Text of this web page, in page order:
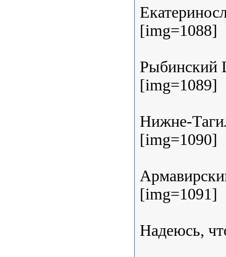
[img=1088]
Рыбинский
[img=1089]
Нижне-
[img=1090]
[img=1091]
Надеюсь,